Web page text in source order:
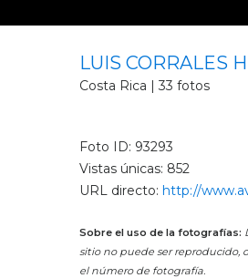
LUIS CORRALES
Costa Rica | 33 fotos
Foto ID: 93293
Vistas únicas: 852
URL directo: http://
Sobre el uso de la fotografías:
sitio no puede ser reproducido,
el número de fotografía.